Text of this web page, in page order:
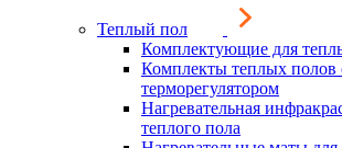
Теплый пол
Комплектующие для
Комплекты теплых полов
терморегулятором
Нагревательная
теплого пола